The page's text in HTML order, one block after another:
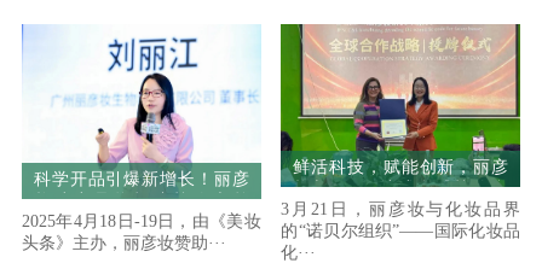
科学开品引爆新增长！丽彦
妆助力品牌打造战略大单
品，实现价量双增
2025年4月18日-19日，由《美妆
头条》主办，丽彦妆赞助···
鲜活科技，赋能创新，丽彦
妆与IFSCC达成全球战略合
作
3月21日，丽彦妆与化妆品界
的“诺贝尔组织”——国际化妆品
化···